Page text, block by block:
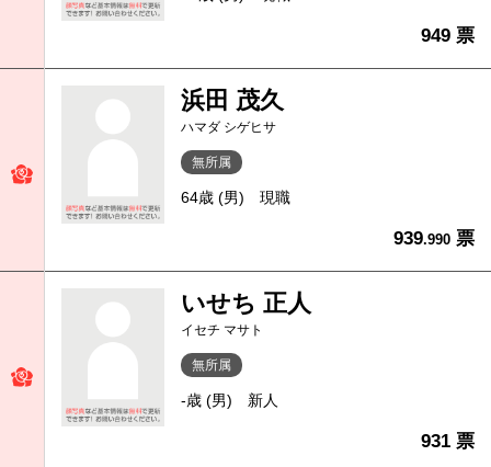
949 票
浜田 茂久
ハマダ シゲヒサ
無所属
64歳 (男) 現職
939.990 票
いせち 正人
イセチ マサト
無所属
-歳 (男) 新人
931 票